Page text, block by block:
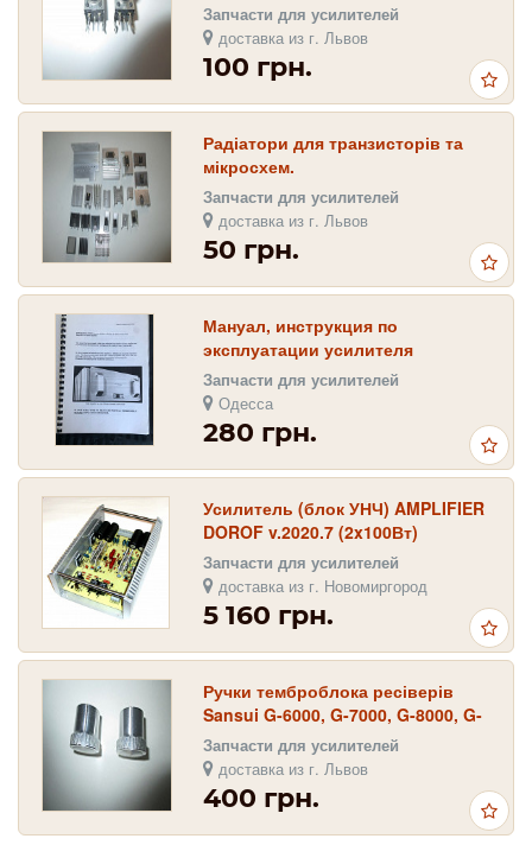
Запчасти для усилителей
доставка из г. Львов
100 грн.
Радіатори для транзисторів та
мікросхем.
Запчасти для усилителей
доставка из г. Львов
50 грн.
Мануал, инструкция по
эксплуатации усилителя
мощности Plinius SA-100 + пред
VTL TL2, 5
Запчасти для усилителей
Одесса
280 грн.
Усилитель (блок УНЧ) AMPLIFIER
DOROF v.2020.7 (2x100Вт)
Запчасти для усилителей
доставка из г. Новомиргород
5 160 грн.
Ручки темброблока ресіверів
Sansui G-6000, G-7000, G-8000, G-
9000
Запчасти для усилителей
доставка из г. Львов
400 грн.